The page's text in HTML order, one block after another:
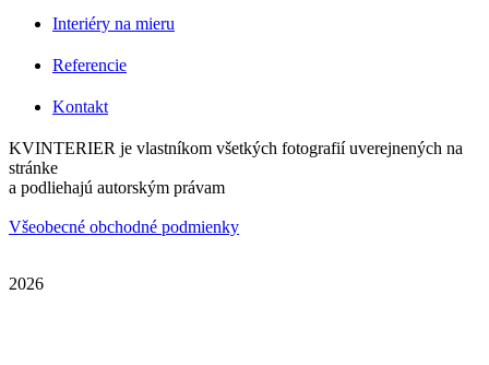
Interiéry na mieru
Referencie
Kontakt
KVINTERIER je vlastníkom všetkých fotografií uverejnených na
stránke
a podliehajú autorským právam
Všeobecné obchodné podmienky
2026